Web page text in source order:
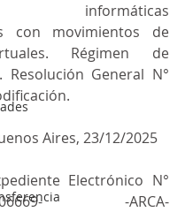
informáticas
con movimientos de
Régimen de
Resolución General N°
Aires, 23/12/2025
Electrónico N°
-ARCA-